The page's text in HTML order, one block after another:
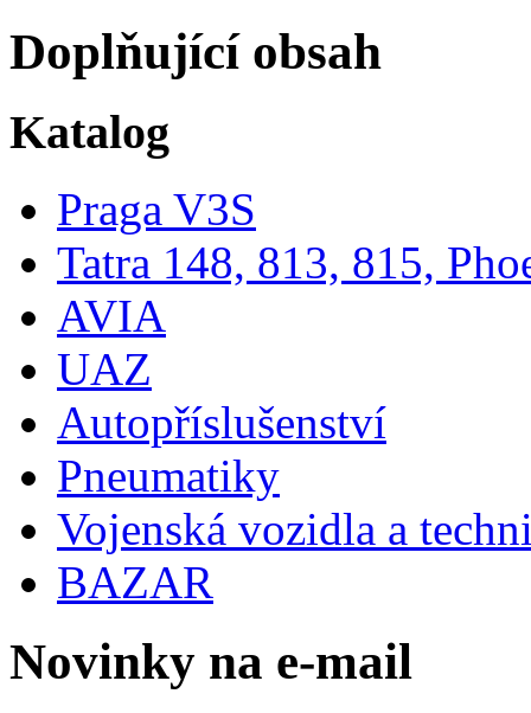
Doplňující obsah
Katalog
Praga V3S
Tatra 148, 813, 815,
AVIA
UAZ
Autopříslušenství
Pneumatiky
Vojenská vozidla a
BAZAR
Novinky na e-mail